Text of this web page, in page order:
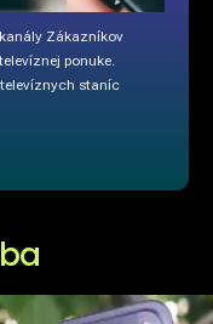
Zákazníkov
ponuke.
staníc